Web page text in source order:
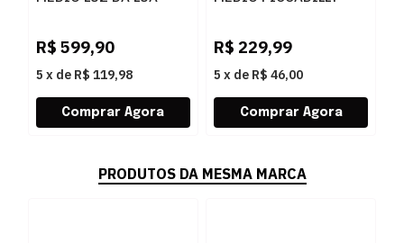
R$ 599,90
5 x de R$ 119,98
R$ 229,99
5 x de R$ 46,00
PRODUTOS DA MESMA MARCA